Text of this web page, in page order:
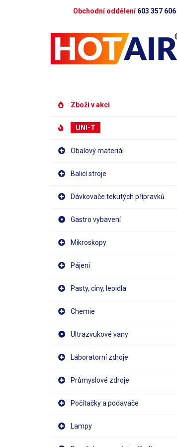
Obchodní oddělení603 357 606
Zboží v akci
UNI-T
Obalový materiál
Balicí stroje
Dávkovače tekutých přípravků
Gastro vybavení
Mikroskopy
Pájení
Pasty, cíny, lepidla
Chemie
Ultrazvukové vany
Laboratorní zdroje
Průmyslové zdroje
Počítačky a podavače
Lampy